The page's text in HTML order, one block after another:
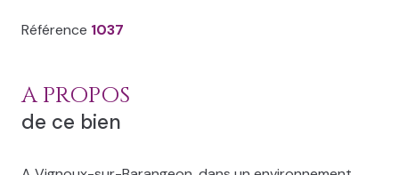
Référence 1037
A PROPOS
de ce bien